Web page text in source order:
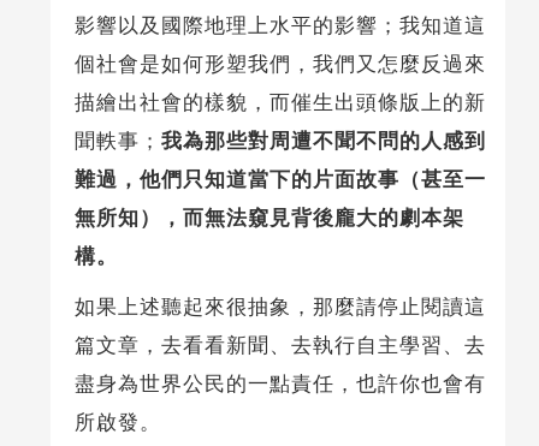
影響以及國際地理上水平的影響；我知道這
個社會是如何形塑我們，我們又怎麼反過來
描繪出社會的樣貌，而催生出頭條版上的新
聞軼事； 我為那些對周遭不聞不問的人感到
難過，他們只知道當下的片面故事（甚至一
無所知），而無法窺見背後龐大的劇本架
構。
如果上述聽起來很抽象，那麼請停止閱讀這
篇文章，去看看新聞、去執行自主學習、去
盡身為世界公民的一點責任，也許你也會有
所啟發。